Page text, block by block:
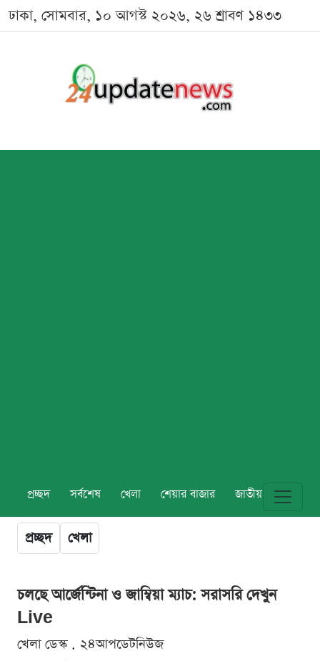
ঢাকা, সোমবার, ১০ আগস্ট ২০২৬, ২৬ শ্রাবণ ১৪৩৩
প্রচ্ছদ সর্বশেষ খেলা শেয়ার বাজার জাতীয় বিশ্ব
প্রচ্ছদ খেলা
চলছে আর্জেন্টিনা ও জাম্বিয়া ম্যাচ: সরাসরি দেখুন
Live
খেলা ডেস্ক . ২৪আপডেটনিউজ